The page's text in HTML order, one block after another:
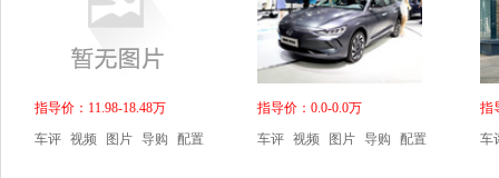
指导价：11.98-18.48万
车评 视频 图片 导购 配置
指导价：0.0-0.0万
车评 视频 图片 导购 配置
指
车